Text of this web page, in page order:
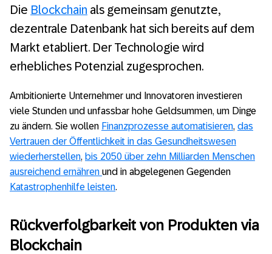
Die Blockchain als gemeinsam genutzte,
dezentrale Datenbank hat sich bereits auf dem
Markt etabliert. Der Technologie wird
erhebliches Potenzial zugesprochen.
Ambitionierte Unternehmer und Innovatoren investieren
viele Stunden und unfassbar hohe Geldsummen, um Dinge
zu ändern. Sie wollen Finanzprozesse automatisieren, das
Vertrauen der Öffentlichkeit in das Gesundheitswesen
wiederherstellen, bis 2050 über zehn Milliarden Menschen
ausreichend ernähren und in abgelegenen Gegenden
Katastrophenhilfe leisten.
Rückverfolgbarkeit von Produkten via
Blockchain